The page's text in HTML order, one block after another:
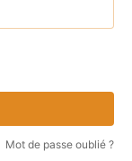
Mot de passe oublié ?